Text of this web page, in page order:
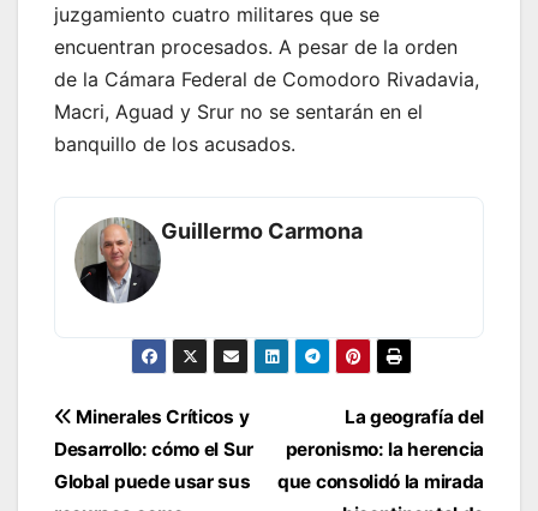
juzgamiento cuatro militares que se
encuentran procesados. A pesar de la orden
de la Cámara Federal de Comodoro Rivadavia,
Macri, Aguad y Srur no se sentarán en el
banquillo de los acusados.
Guillermo Carmona
Navegación
de
entradas
La geografía del
peronismo: la herencia
que consolidó la mirada
Minerales Críticos y
Desarrollo: cómo el Sur
Global puede usar sus